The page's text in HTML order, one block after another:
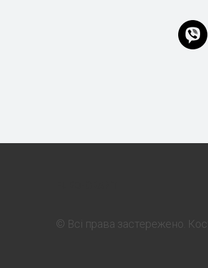
© Всі права застережено.